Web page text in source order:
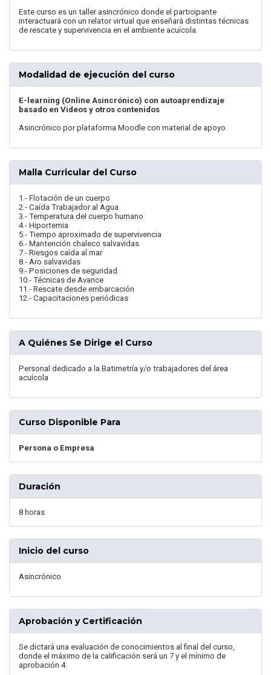
Este curso es un taller asincrónico donde el participante
interactuará con un relator virtual que enseñará distintas técnicas
de rescate y supervivencia en el ambiente acuícola.
Modalidad de ejecución del curso
E-learning (Online Asincrónico) con autoaprendizaje
basado en Videos y otros contenidos
Asincrónico por plataforma Moodle con material de apoyo.
Malla Curricular del Curso
1.- Flotación de un cuerpo
2.- Caída Trabajador al Agua
3.- Temperatura del cuerpo humano
4.- Hiportemia
5.- Tiempo aproximado de supervivencia
6.- Mantención chaleco salvavidas
7.- Riesgos caída al mar
8.- Aro salvavidas
9.- Posiciones de seguridad
10.- Técnicas de Avance
11.- Rescate desde embarcación
12.- Capacitaciones periódicas
A Quiénes Se Dirige el Curso
Personal dedicado a la Batimetría y/o trabajadores del área
acuícola
Curso Disponible Para
Persona o Empresa
Duración
8 horas
Inicio del curso
Asincrónico
Aprobación y Certificación
Se dictará una evaluación de conocimientos al final del curso,
donde el máximo de la calificación será un 7 y el mínimo de
aprobación 4.